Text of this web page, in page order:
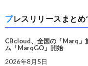
プレスリリースまと
CBcloud、全国の「Marq」
ム「MarqGO」開始
2026年8月5日